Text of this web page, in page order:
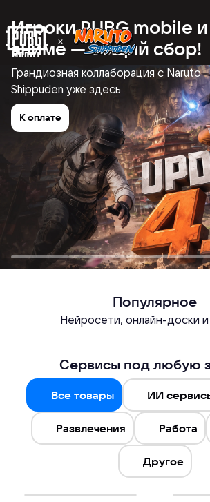
Игроки PUBG mobile
аниме — общий сбор!
Грандиозная коллаборация с Naruto
Shippuden уже здесь
К оплате
Популярное
Нейросети, онлайн-доски
Сервисы под любую
Все товары ИИ
Развлечения Работа
Другое